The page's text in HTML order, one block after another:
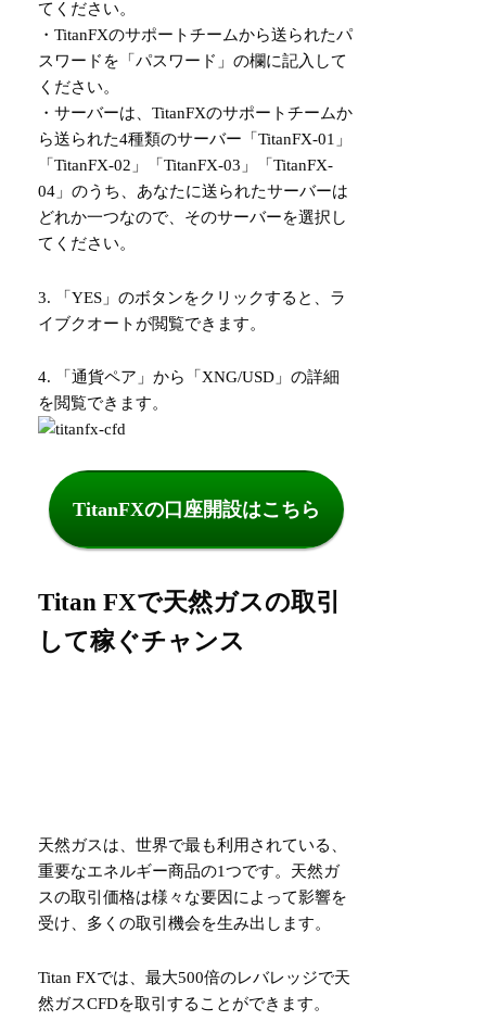
てください。
・TitanFXのサポートチームから送られたパ
スワードを「パスワード」の欄に記入して
ください。
・サーバーは、TitanFXのサポートチームか
ら送られた4種類のサーバー「TitanFX-01」
「TitanFX-02」「TitanFX-03」「TitanFX-
04」のうち、あなたに送られたサーバーは
どれか一つなので、そのサーバーを選択し
てください。
3. 「YES」のボタンをクリックすると、ラ
イブクオートが閲覧できます。
4. 「通貨ペア」から「XNG/USD」の詳細
を閲覧できます。
TitanFXの口座開設はこちら
Titan FXで天然ガスの取引
して稼ぐチャンス
天然ガスは、世界で最も利用されている、
重要なエネルギー商品の1つです。天然ガ
スの取引価格は様々な要因によって影響を
受け、多くの取引機会を生み出します。
Titan FXでは、最大500倍のレバレッジで天
然ガスCFDを取引することができます。